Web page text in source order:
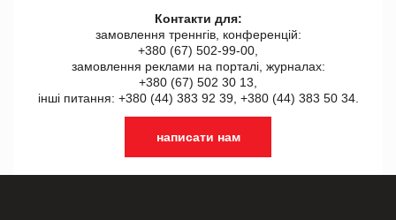
Контакти для:
замовлення треннгів, конференцій:
+380 (67) 502-99-00,
замовлення реклами на порталі, журналах:
+380 (67) 502 30 13,
інші питання: +380 (44) 383 92 39, +380 (44) 383 50 34.
написати нам